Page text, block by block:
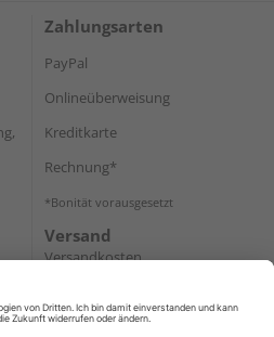
Zahlungsarten
PayPal
Onlineüberweisung
Kreditkarte
Rechnung*
*Bonität vorausgesetzt
Versand
Versandkosten